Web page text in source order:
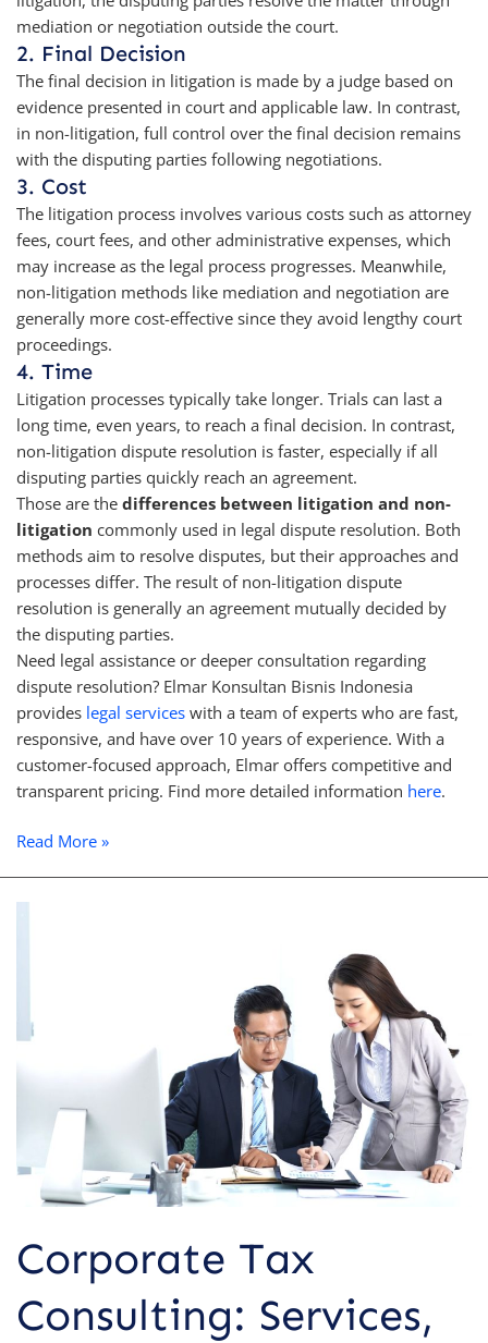
mediation or negotiation outside the court.
2. Final Decision
The final decision in litigation is made by a judge based on
evidence presented in court and applicable law. In contrast,
in non-litigation, full control over the final decision remains
with the disputing parties following negotiations.
3. Cost
The litigation process involves various costs such as attorney
fees, court fees, and other administrative expenses, which
may increase as the legal process progresses. Meanwhile,
non-litigation methods like mediation and negotiation are
generally more cost-effective since they avoid lengthy court
proceedings.
4. Time
Litigation processes typically take longer. Trials can last a
long time, even years, to reach a final decision. In contrast,
non-litigation dispute resolution is faster, especially if all
disputing parties quickly reach an agreement.
Those are the differences between litigation and non-
litigation commonly used in legal dispute resolution. Both
methods aim to resolve disputes, but their approaches and
processes differ. The result of non-litigation dispute
resolution is generally an agreement mutually decided by
the disputing parties.
Need legal assistance or deeper consultation regarding
dispute resolution? Elmar Konsultan Bisnis Indonesia
provideslegal services with a team of experts who are fast,
responsive, and have over 10 years of experience. With a
customer-focused approach, Elmar offers competitive and
transparent pricing. Find more detailed information here.
Read More »
Corporate Tax
Consulting: Services,
Benefits,
and
Needed